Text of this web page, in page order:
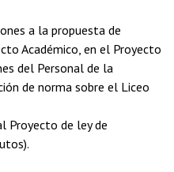
a la propuesta de
Académico, en el Proyecto
del Personal de la
de norma sobre el Liceo
Proyecto de ley de